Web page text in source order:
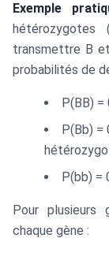
\times
\times
Exemple
transmettre B
probabilités de
P(BB) =
P(Bb) =
P(bb) =
Pour plusieurs
chaque gène :